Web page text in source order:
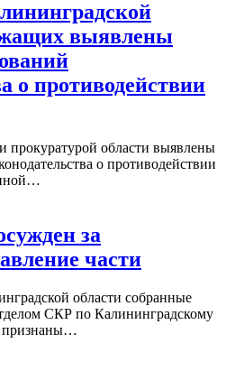
выявлены
о противодействии
прокуратурой области выявлены
о противодействии
за
части
области собранные
СКР по Калининградскому
признаны…